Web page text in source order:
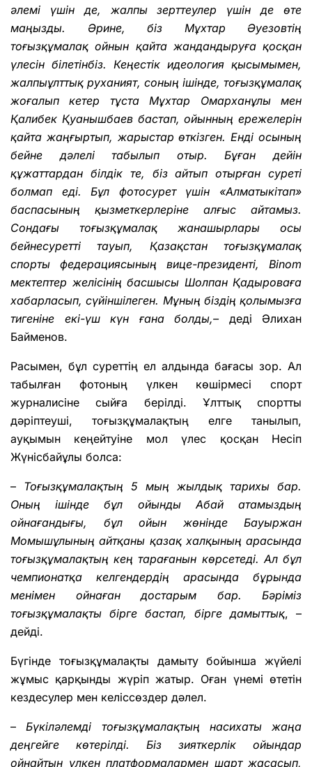
әлемі үшін де, жалпы зерттеулер үшін де өте
маңызды. Әрине, біз Мұхтар Әуезовтің
тоғызқұмалақ ойнын қайта жандандыруға қосқан
үлесін білетінбіз. Кеңестік идеология қысымымен,
жалпыұлттық руханият, соның ішінде, тоғызқұмалақ
жоғалып кетер тұста Мұхтар Омарханұлы мен
Қалибек Қуанышбаев бастап, ойынның ережелерін
қайта жаңғыртып, жарыстар өткізген. Енді осының
бейне дәлелі табылып отыр. Бұған дейін
құжаттардан білдік те, біз айтып отырған суреті
болмап еді. Бұл фотосурет үшін «Алматыкітап»
баспасының қызметкерлеріне алғыс айтамыз.
Сондағы тоғызқұмалақ жанашырлары осы
бейнесуретті тауып, Қазақстан тоғызқұмалақ
спорты федерациясының вице-президенті, Binom
мектептер желісінің басшысы Шолпан Қадыроваға
хабарласып, сүйіншілеген. Мұның біздің қолымызға
тигеніне екі-үш күн ғана болды,–деді Әлихан
Байменов.
Расымен, бұл суреттің ел алдында бағасы зор. Ал
табылған фотоның үлкен көшірмесі спорт
журналисіне сыйға берілді. Ұлттық спортты
дәріптеуші, тоғызқұмалақтың елге танылып,
ауқымын кеңейтуіне мол үлес қосқан Несіп
Жүнісбайұлы болса:
– Тоғызқұмалақтың 5 мың жылдық тарихы бар.
Оның ішінде бұл ойынды Абай атамыздың
ойнағандығы, бұл ойын жөнінде Бауыржан
Момышұлының айтқаны қазақ халқының арасында
тоғызқұмалақтың кең тарағанын көрсетеді. Ал бұл
чемпионатқа келгендердің арасында бұрында
менімен ойнаған достарым бар. Бәріміз
тоғызқұмалақты бірге бастап, бірге дамыттық, –
дейді.
Бүгінде тоғызқұмалақты дамыту бойынша жүйелі
жұмыс қарқынды жүріп жатыр. Оған үнемі өтетін
кездесулер мен келіссөздер дәлел.
–Бүкіләлемді тоғызқұмалақтың насихаты жаңа
деңгейге көтерілді. Біз зияткерлік ойындар
ойнайтын үлкен платформалармен шарт жасасып,